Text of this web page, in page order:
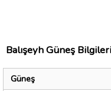
Balışeyh Güneş Bilgileri
Güneş